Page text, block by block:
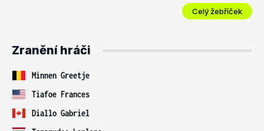
Celý žebříček
Zranění hráči
Minnen Greetje
Tiafoe Frances
Diallo Gabriel